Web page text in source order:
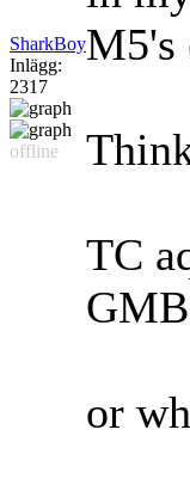
SharkBoy
Inlägg:
2317
offline
M5's
TC
or